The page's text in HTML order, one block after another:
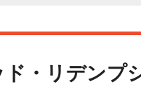
ド・リデン